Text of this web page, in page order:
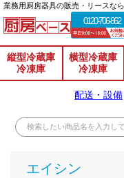
業務⽤厨房器具の販売・リースな
0120-706-862
縦型冷蔵庫
冷凍庫
横型冷蔵庫
冷凍庫
配送・設備
エイシン